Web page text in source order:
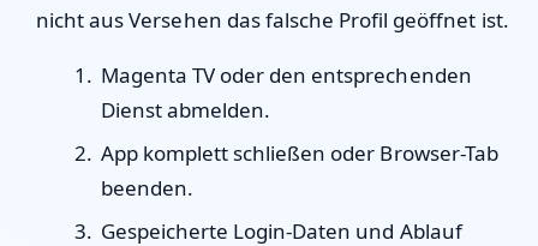
nicht aus Versehen das falsche Profil geöffnet ist.
Magenta TV oder den entsprechenden
Dienst abmelden.
App komplett schließen oder Browser-Tab
beenden.
Gespeicherte Login-Daten und Ablauf